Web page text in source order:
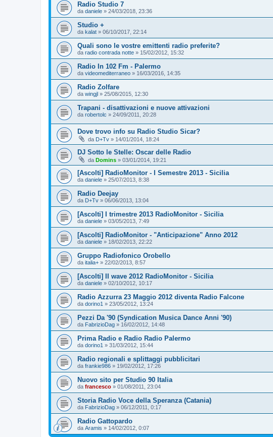
Radio Studio 7
da daniele » 24/03/2018, 23:36
Studio +
da kalat » 06/10/2017, 22:14
Quali sono le vostre emittenti radio preferite?
da radio contrada notte » 15/02/2012, 15:32
Radio In 102 Fm - Palermo
da videomediterraneo » 16/03/2016, 14:35
Radio Zolfare
da wingjl » 25/08/2015, 12:30
Trapani - disattivazioni e nuove attivazioni
da robertolc » 24/09/2011, 20:28
Dove trovo info su Radio Studio Sicar?
da D+Tv » 14/01/2014, 18:24
DJ Sotto le Stelle: Oscar delle Radio
da Domins » 03/01/2014, 19:21
[Ascolti] RadioMonitor - I Semestre 2013 - Sicilia
da daniele » 25/07/2013, 8:38
Radio Deejay
da D+Tv » 06/06/2013, 13:04
[Ascolti] I trimestre 2013 RadioMonitor - Sicilia
da daniele » 03/05/2013, 7:49
[Ascolti] RadioMonitor - "Anticipazione" Anno 2012
da daniele » 18/02/2013, 22:22
Gruppo Radiofonico Orobello
da italia+ » 22/02/2013, 8:57
[Ascolti] II wave 2012 RadioMonitor - Sicilia
da daniele » 02/10/2012, 10:17
Radio Azzurra 23 Maggio 2012 diventa Radio Falcone
da dorino1 » 23/05/2012, 13:24
Pezzi Da '90 (Syndication Musica Dance Anni '90)
da FabrizioDag » 16/02/2012, 14:48
Prima Radio e Radio Radio Palermo
da dorino1 » 31/03/2012, 15:44
Radio regionali e splittaggi pubblicitari
da frankie986 » 19/02/2012, 17:26
Nuovo sito per Studio 90 Italia
da francesco » 01/08/2011, 23:04
Storia Radio Voce della Speranza (Catania)
da FabrizioDag » 06/12/2011, 0:17
Radio Gattopardo
da Aramis » 14/02/2012, 0:07